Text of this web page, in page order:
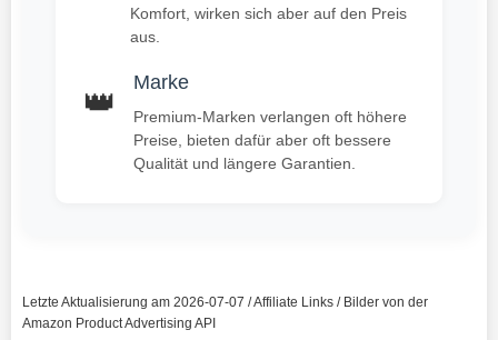
Komfort, wirken sich aber auf den Preis
aus.
👑
Marke
Premium-Marken verlangen oft höhere
Preise, bieten dafür aber oft bessere
Qualität und längere Garantien.
Letzte Aktualisierung am 2026-07-07 / Affiliate Links / Bilder von der
Amazon Product Advertising API